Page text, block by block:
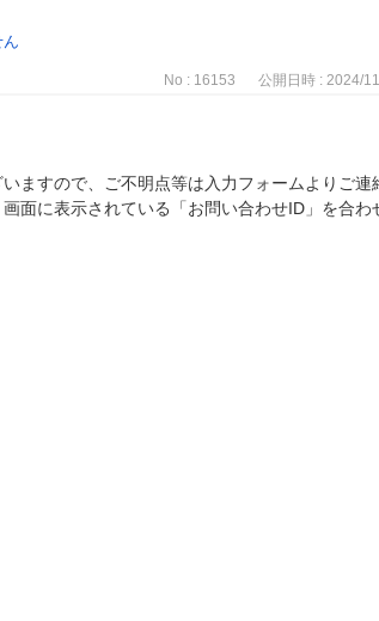
No : 16153 公開日時 : 2024/
ますので、ご不明点等は入力フォームよりご連
面に表示されている「お問い合わせID」を合